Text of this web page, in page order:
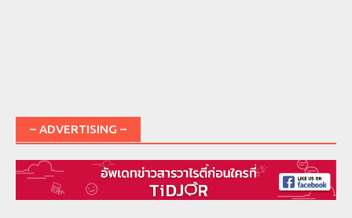
– ADVERTISING –